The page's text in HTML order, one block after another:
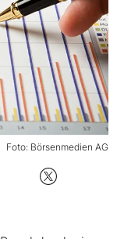
Foto: Börsenmedien AG